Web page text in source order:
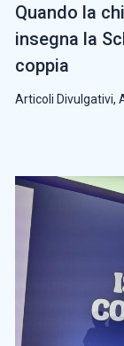
Quando la
insegna la
coppia
Articoli Divulgativi,